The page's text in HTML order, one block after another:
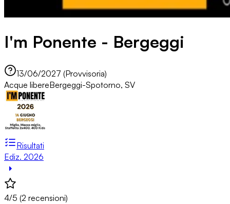
I'm Ponente - Bergeggi
13/06/2027 (Provvisoria)
Acque libereBergeggi-Spotorno, SV
Risultati
Ediz. 2026
4/5 (2 recensioni)